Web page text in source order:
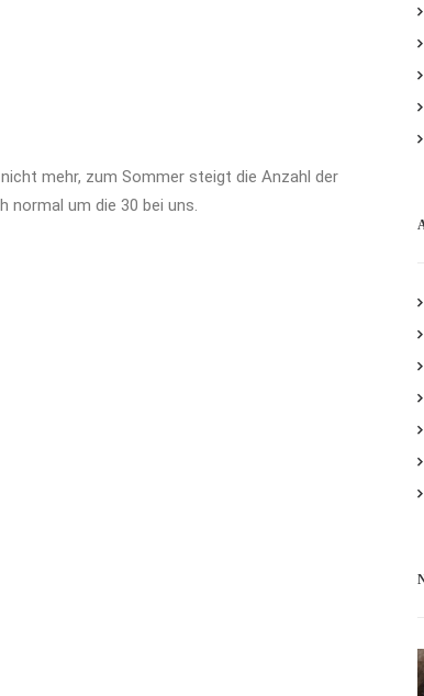
mehr, zum Sommer steigt die Anzahl der
normal um die 30 bei uns.